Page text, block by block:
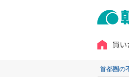
買
首都圏の